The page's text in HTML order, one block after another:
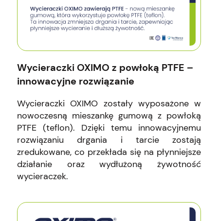
Wycieraczki OXIMO z powłoką PTFE –
innowacyjne rozwiązanie
Wycieraczki OXIMO zostały wyposażone w
nowoczesną mieszankę gumową z powłoką
PTFE (teflon). Dzięki temu innowacyjnemu
rozwiązaniu drgania i tarcie zostają
zredukowane, co przekłada się na płynniejsze
działanie oraz wydłużoną żywotność
wycieraczek.